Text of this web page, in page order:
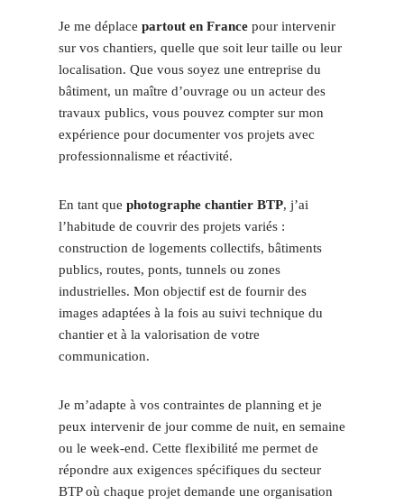
Je me déplace partout en France pour intervenir
sur vos chantiers, quelle que soit leur taille ou leur
localisation. Que vous soyez une entreprise du
bâtiment, un maître d’ouvrage ou un acteur des
travaux publics, vous pouvez compter sur mon
expérience pour documenter vos projets avec
professionnalisme et réactivité.
En tant que photographe chantier BTP, j’ai
l’habitude de couvrir des projets variés :
construction de logements collectifs, bâtiments
publics, routes, ponts, tunnels ou zones
industrielles. Mon objectif est de fournir des
images adaptées à la fois au suivi technique du
chantier et à la valorisation de votre
communication.
Je m’adapte à vos contraintes de planning et je
peux intervenir de jour comme de nuit, en semaine
ou le week-end. Cette flexibilité me permet de
répondre aux exigences spécifiques du secteur
BTP où chaque projet demande une organisation